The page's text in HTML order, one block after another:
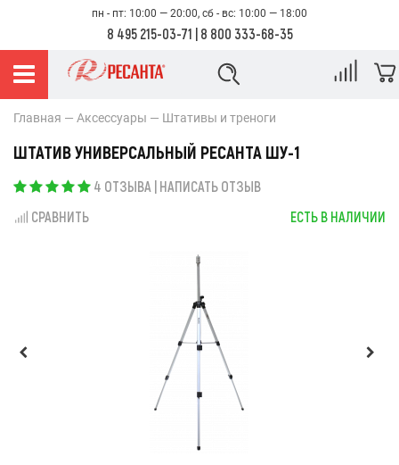
пн - пт: 10:00 — 20:00, сб - вс: 10:00 — 18:00
8 495 215-03-71 | 8 800 333-68-35
Главная Аксессуары Штативы и треноги
ШТАТИВ УНИВЕРСАЛЬНЫЙ РЕСАНТА ШУ-1
4 ОТЗЫВА | НАПИСАТЬ ОТЗЫВ
СРАВНИТЬ
ЕСТЬ В НАЛИЧИИ